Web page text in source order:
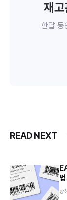
재
한달 동
READ NEXT
방